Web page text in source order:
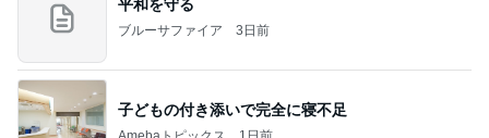
平和を守る
ブルーサファイア 3日前
子どもの付き添いで完全に寝不足